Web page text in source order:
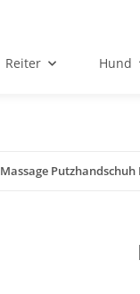
Reiter Hund
Massage Putzhandschuh